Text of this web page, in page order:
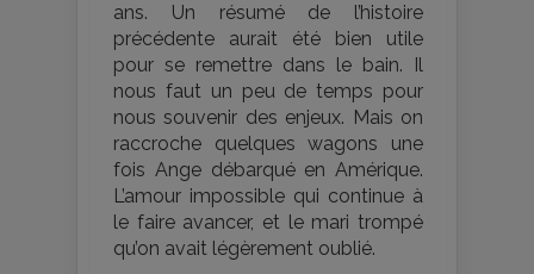
ans. Un résumé de l’histoire
précédente aurait été bien utile
pour se remettre dans le bain. Il
nous faut un peu de temps pour
nous souvenir des enjeux. Mais on
raccroche quelques wagons une
fois Ange débarqué en Amérique.
L’amour impossible qui continue à
le faire avancer, et le mari trompé
qu’on avait légèrement oublié.